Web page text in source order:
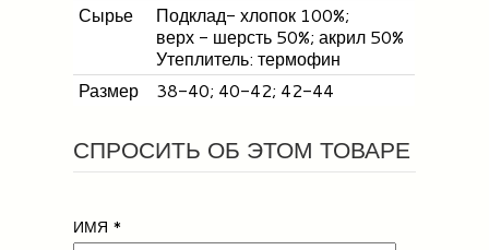
Сырье
Подклад- хлопок 100%;
верх - шерсть 50%; акрил 50%
Утеплитель: термофин
Размер
38-40; 40-42; 42-44
СПРОСИТЬ ОБ ЭТОМ ТОВАРЕ
ИМЯ *